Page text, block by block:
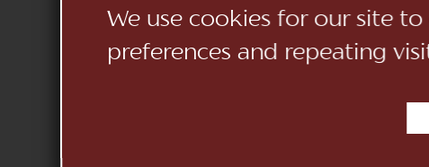
We use cookies for our site
preferences and repeating
2. Imobilizări necorporale în
2.1. concesiuni, licențe și mărci